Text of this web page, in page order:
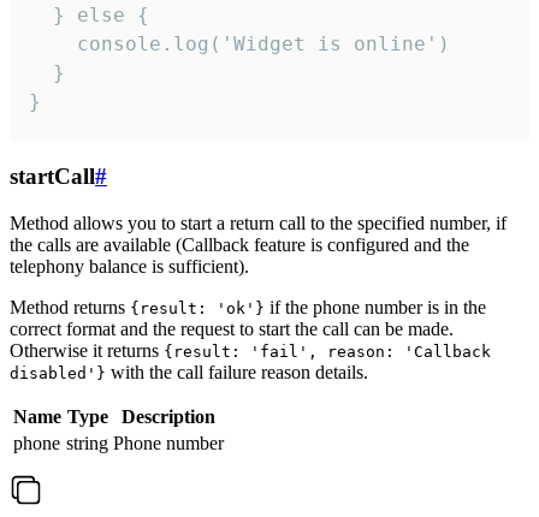
  } else {
    console.log('Widget is online')
  }
}
startCall#
Method allows you to start a return call to the specified number, if
the calls are available (Callback feature is configured and the
telephony balance is sufficient).
Method returns {result: 'ok'} if the phone number is in the
correct format and the request to start the call can be made.
Otherwise it returns {result: 'fail', reason: 'Callback
disabled'} with the call failure reason details.
Name Type
Description
phone string Phone number